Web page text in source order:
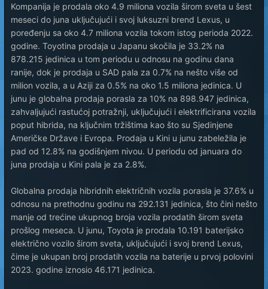
Kompanija je prodala oko 4.9 miliona vozila širom sveta u šest
meseci do juna uključujući i svoj luksuzni brend Lexus, u
poređenju sa oko 4.7 miliona vozila tokom istog perioda 2022.
godine. Toyotina prodaja u Japanu skočila je 33.2% na
878.215 jedinica u tom periodu u odnosu na godinu dana
ranije, dok je prodaja u SAD pala za 0.7% na nešto više od
milion vozila, a u Aziji za 0.5% na oko 1.5 miliona jedinica. U
junu je globalna prodaja porasla za 10% na 898.947 jedinica,
zahvaljujući rastućoj potražnji, uključujući i elektrificirana vozila
poput hibrida, na ključnim tržištima kao što su Sjedinjene
Američke Države i Evropa. Prodaja u Kini u junu zabeležila je
pad od 12.8% na godišnjem nivou. U periodu od januara do
juna prodaja u Kini pala je za 2.8%.
Globalna prodaja hibridnih električnih vozila porasla je 37.6% u
odnosu na prethodnu godinu na 292.131 jedinica, što čini nešto
manje od trećine ukupnog broja vozila prodatih širom sveta
prošlog meseca. U junu, Toyota je prodala 10.191 baterijsko
električno vozilo širom sveta, uključujući i svoj brend Lexus,
čime je ukupan broj prodatih vozila na baterije u prvoj polovini
2023. godine iznosio 46.171 jedinica.